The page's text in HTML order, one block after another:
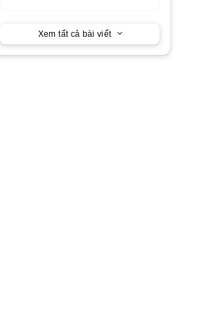
Xem tất cả bài viết